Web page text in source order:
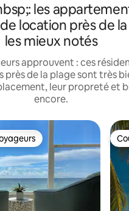
les
location près de
les mieux notés
approuvent : ces
de la plage sont très
leur propreté et
encore.